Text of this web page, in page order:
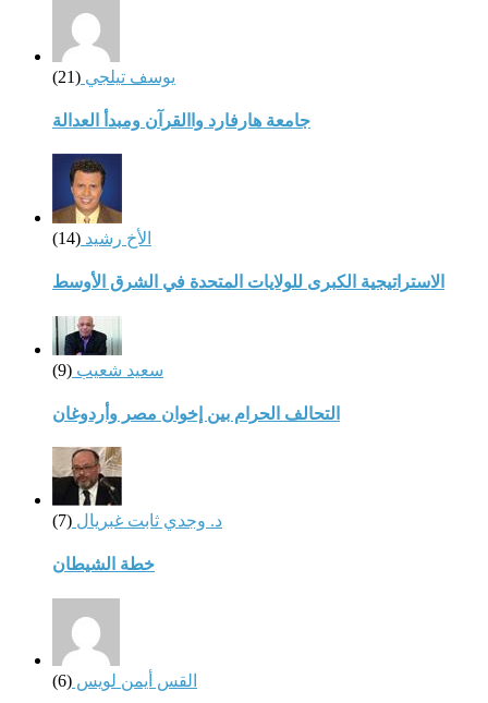
يوسف تيلجي (21)
جامعة هارفارد واالقرآن ومبدأ العدالة
الأخ رشيد (14)
الاستراتيجية الكبرى للولايات المتحدة في الشرق الأوسط
سعيد شعيب (9)
التحالف الحرام بين إخوان مصر وأردوغان
د. وجدي ثابت غبريال (7)
خطة الشيطان
القس أيمن لويس (6)